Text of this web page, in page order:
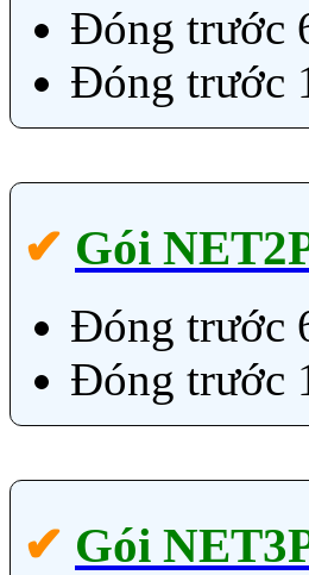
Đóng trước
Đóng trước
✔‎ Gói
Đóng trước
Đóng trước
✔‎ Gói